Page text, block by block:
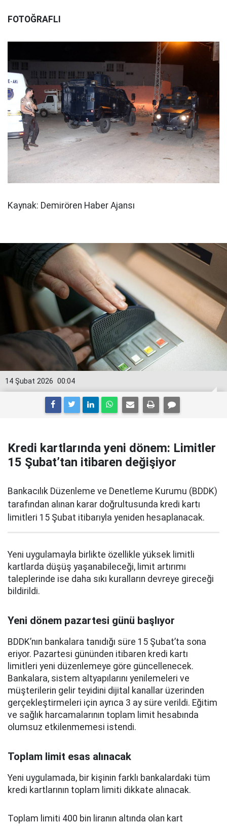
FOTOĞRAFLI
Kaynak: Demirören Haber Ajansı
00:04
14 Şubat 2026
Kredi kartlarında yeni dönem: Limitler
15 Şubat’tan itibaren değişiyor
Bankacılık Düzenleme ve Denetleme Kurumu (BDDK)
tarafından alınan karar doğrultusunda kredi kartı
limitleri 15 Şubat itibarıyla yeniden hesaplanacak.
Yeni uygulamayla birlikte özellikle yüksek limitli
kartlarda düşüş yaşanabileceği, limit artırımı
taleplerinde ise daha sıkı kuralların devreye gireceği
bildirildi.
Yeni dönem pazartesi günü başlıyor
BDDK’nın bankalara tanıdığı süre 15 Şubat’ta sona
eriyor. Pazartesi gününden itibaren kredi kartı
limitleri yeni düzenlemeye göre güncellenecek.
Bankalara, sistem altyapılarını yenilemeleri ve
müşterilerin gelir teyidini dijital kanallar üzerinden
gerçekleştirmeleri için ayrıca 3 ay süre verildi. Eğitim
ve sağlık harcamalarının toplam limit hesabında
olumsuz etkilenmemesi istendi.
Toplam limit esas alınacak
Yeni uygulamada, bir kişinin farklı bankalardaki tüm
kredi kartlarının toplam limiti dikkate alınacak.
Toplam limiti 400 bin liranın altında olan kart